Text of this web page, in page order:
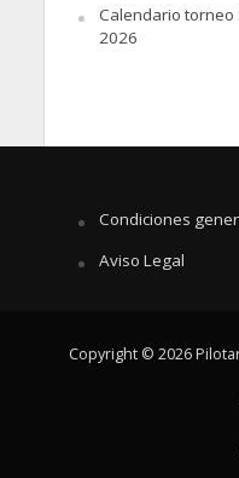
Calendario torneo
2026
Condiciones
Aviso Legal
Copyright © 2026